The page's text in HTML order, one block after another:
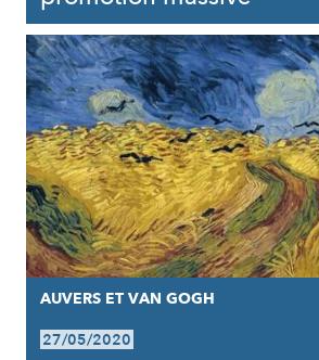
AUVERS ET VAN GOGH
27/05/2020